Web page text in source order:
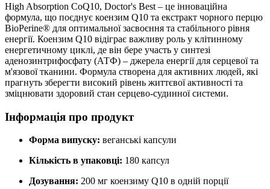
High Absorption CoQ10, Doctor's Best – це інноваційна
формула, що поєднує коензим Q10 та екстракт чорного перцю
BioPerine® для оптимальної засвоєння та стабільного рівня
енергії. Коензим Q10 відіграє важливу роль у клітинному
енергетичному циклі, де він бере участь у синтезі
аденозинтрифосфату (АТФ) – джерела енергії для серцевої та
м'язової тканини. Формула створена для активних людей, які
прагнуть зберегти високий рівень життєвої активності та
зміцнювати здоровий стан серцево-судинної системи.
Інформація про продукт
Форма випуску: веганські капсули
Кількість в упаковці: 180 капсул
Дозування: 200 мг коензиму Q10 в одній порції